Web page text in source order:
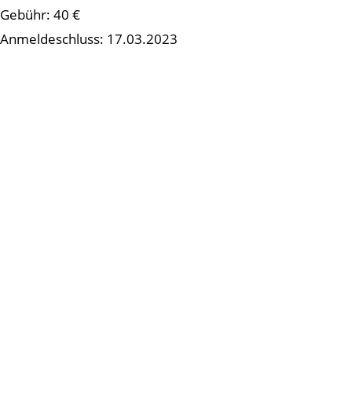
Gebühr: 40 €
Anmeldeschluss: 17.03.2023